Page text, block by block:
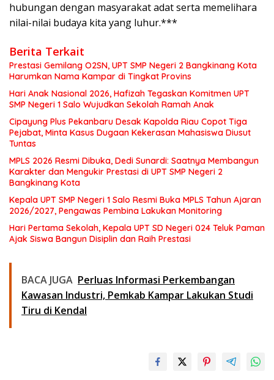
hubungan dengan masyarakat adat serta memelihara
nilai-nilai budaya kita yang luhur.***
Berita Terkait
Prestasi Gemilang O2SN, UPT SMP Negeri 2 Bangkinang Kota
Harumkan Nama Kampar di Tingkat Provins
Hari Anak Nasional 2026, Hafizah Tegaskan Komitmen UPT
SMP Negeri 1 Salo Wujudkan Sekolah Ramah Anak
Cipayung Plus Pekanbaru Desak Kapolda Riau Copot Tiga
Pejabat, Minta Kasus Dugaan Kekerasan Mahasiswa Diusut
Tuntas
MPLS 2026 Resmi Dibuka, Dedi Sunardi: Saatnya Membangun
Karakter dan Mengukir Prestasi di UPT SMP Negeri 2
Bangkinang Kota
Kepala UPT SMP Negeri 1 Salo Resmi Buka MPLS Tahun Ajaran
2026/2027, Pengawas Pembina Lakukan Monitoring
Hari Pertama Sekolah, Kepala UPT SD Negeri 024 Teluk Paman
Ajak Siswa Bangun Disiplin dan Raih Prestasi
BACA JUGA Perluas Informasi Perkembangan
Kawasan Industri, Pemkab Kampar Lakukan Studi
Tiru di Kendal